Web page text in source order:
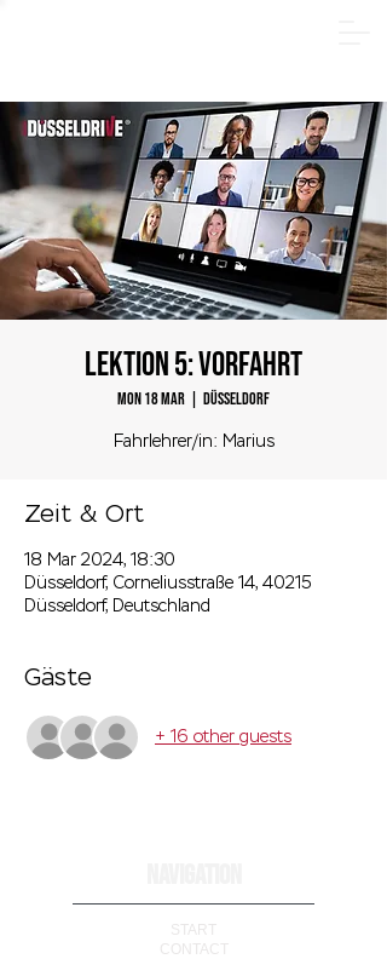
LEKTION 5: Vorfahrt
Mon 18 Mar Düsseldorf
Fahrlehrer/in: Marius
Zeit & Ort
18 Mar 2024, 18:30
Düsseldorf, Corneliusstraße 14, 40215
Düsseldorf, Deutschland
Gäste
+ 16 other guests
START
CONTACT